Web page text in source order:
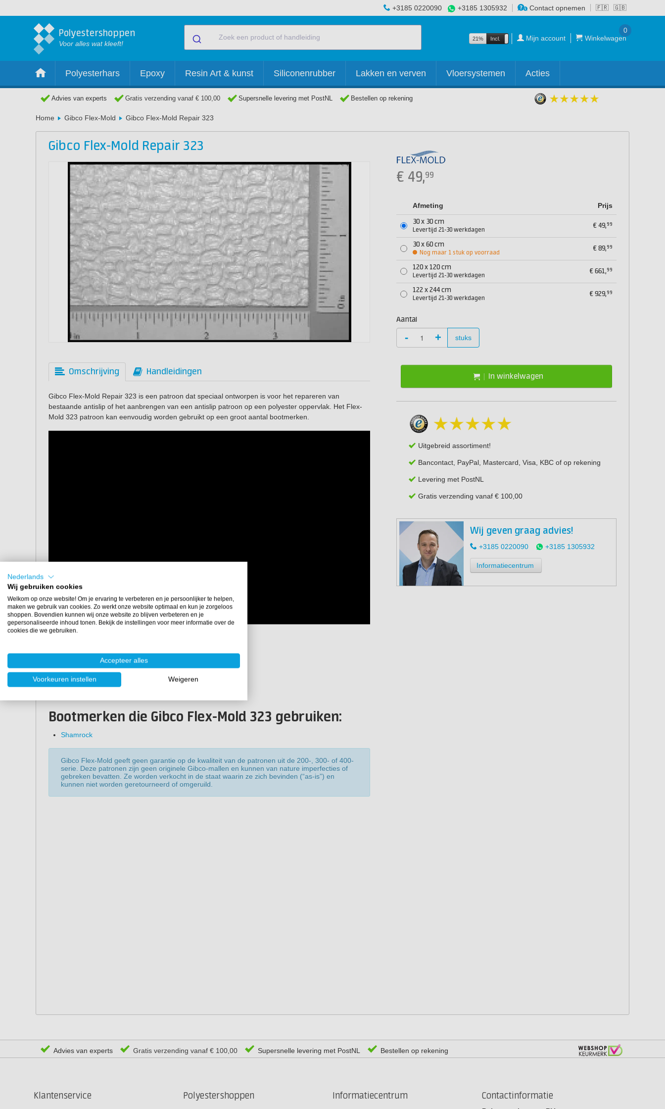
🇫🇷 🇬🇧
+3185 0220090 +3185 1305932 Contact opnemen
Polyestershoppen
Voor alles wat kleeft!
21% Incl. Excl. Mijn account Winkelwagen
0
Polyesterhars Epoxy Resin Art & kunst Siliconenrubber Lakken en verven Vloersystemen Acties
Advies van experts Gratis verzending vanaf € 100,00 Supersnelle levering met PostNL Bestellen op rekening
Home Gibco Flex-Mold Gibco Flex-Mold Repair 323
Gibco Flex-Mold Repair 323
Omschrijving Handleidingen
Gibco Flex-Mold Repair 323 is een patroon dat speciaal ontworpen is voor het repareren van
bestaande antislip of het aanbrengen van een antislip patroon op een polyester oppervlak. Het Flex-
Mold 323 patroon kan eenvoudig worden gebruikt op een groot aantal bootmerken.
30x60 cm
Bootmerken die Gibco Flex-Mold 323 gebruiken:
Shamrock
Gibco Flex-Mold geeft geen garantie op de kwaliteit van de patronen uit de 200-, 300- of 400-
serie. Deze patronen zijn geen originele Gibco-mallen en kunnen van nature imperfecties of
gebreken bevatten. Ze worden verkocht in de staat waarin ze zich bevinden (“as-is”) en
kunnen niet worden geretourneerd of omgeruild.
€ 49,99
Afmeting Prijs
30 x 30 cm
Levertijd 21-30 werkdagen
€49,99
30 x 60 cm
Nog maar 1 stuk op voorraad
€89,99
120 x 120 cm
Levertijd 21-30 werkdagen
€661,99
122 x 244 cm
Levertijd 21-30 werkdagen
€929,99
Aantal
- + stuks
In winkelwagen
Uitgebreid assortiment!
Bancontact, PayPal, Mastercard, Visa, KBC of op rekening
Levering met PostNL
Gratis verzending vanaf € 100,00
Wij geven graag advies!
+3185 0220090 +3185 1305932
Informatiecentrum
Advies van experts Gratis verzending vanaf € 100,00 Supersnelle levering met PostNL Bestellen op rekening
Klantenservice Polyestershoppen Informatiecentrum Contactinformatie
Nederlands
Wij gebruiken cookies
Welkom op onze website! Om je ervaring te verbeteren en je persoonlijker te helpen,
maken we gebruik van cookies. Zo werkt onze website optimaal en kun je zorgeloos
shoppen. Bovendien kunnen wij onze website zo blijven verbeteren en je
gepersonaliseerde inhoud tonen. Bekijk de instellingen voor meer informatie over de
cookies die we gebruiken.
Accepteer alles
Voorkeuren instellen Weigeren